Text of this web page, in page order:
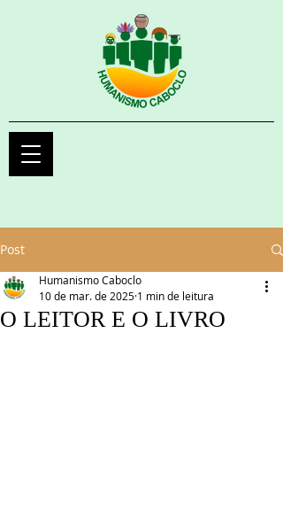
Post
O LEITOR E O LIVRO
Humanismo Caboclo
10 de mar. de 2025 1 min de leitura